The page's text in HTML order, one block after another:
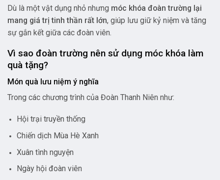
Dù là một vật dụng nhỏ nhưng móc khóa đoàn trường lại
mang giá trị tinh thần rất lớn, giúp lưu giữ kỷ niệm và tăng
sự gắn kết giữa các đoàn viên.
Vì sao đoàn trường nên sử dụng móc khóa làm
quà tặng?
Món quà lưu niệm ý nghĩa
Trong các chương trình của Đoàn Thanh Niên như:
Hội trại truyền thống
Chiến dịch Mùa Hè Xanh
Xuân tình nguyện
Ngày hội đoàn viên